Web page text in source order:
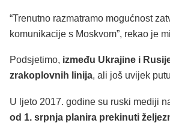
“Trenutno razmatramo mogućnost
komunikacije s Moskvom”, rekao je
Podsjetimo, između Ukrajine i
zrakoplovnih linija, ali još uvijek
U ljeto 2017. godine su ruski mediji
od 1. srpnja planira prekinuti